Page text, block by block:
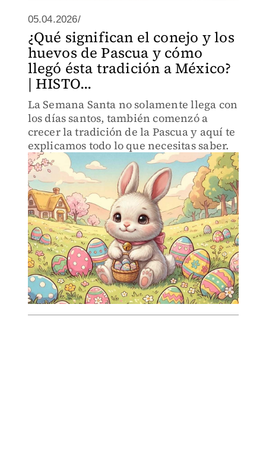
05.04.2026/
¿Qué significan el conejo y los
huevos de Pascua y cómo
llegó ésta tradición a México?
| HISTO...
La Semana Santa no solamente llega con
los días santos, también comenzó a
crecer la tradición de la Pascua y aquí te
explicamos todo lo que necesitas saber.